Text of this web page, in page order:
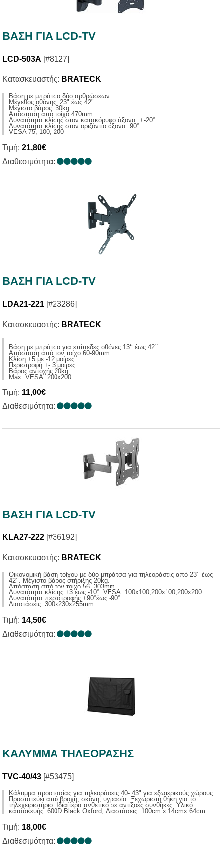
ΒΑΣΗ ΓΙΑ LCD-TV
LCD-503A [#8127]
Κατασκευαστής: BRATECK
Βάση με μπράτσο δύο αρθρώσεων
Μέγεθος οθόνης: 23" έως 42"
Μέγιστο βάρος: 30kg
Απόσταση από τοίχο 470mm
Δυνατότητα κλίσης στον κατακόρυφο άξονα: +-20°
Δυνατότητα κλίσης στον οριζόντιο άξονα: 90°
VESA 75, 100, 200
Τιμή: 21,80€
Διαθεσιμότητα:
ΒΑΣΗ ΓΙΑ LCD-TV
LDA21-221 [#23286]
Κατασκευαστής: BRATECK
Βάση με μπράτσο για επίπεδες οθόνες 13‘‘ έως 42΄΄
Απόσταση από τον τοίχο 60-90mm
Κλίση +5 με -12 μοίρες
Περιστροφή +- 3 μοίρες
Βάρος αντοχής 20kg
Max. VESA: 200x200
Τιμή: 11,00€
Διαθεσιμότητα:
ΒΑΣΗ ΓΙΑ LCD-TV
KLA27-222 [#36192]
Κατασκευαστής: BRATECK
Οικονομική βάση τοίχου με δύο μπράτσα για τηλεοράσεις από 23’’ έως
42’’. Μέγιστο βάρος στήριξης 20kg.
Απόσταση από τον τοίχο 56 -303mm
Δυνατότητα κλίσης +3 έως -10°. VESA: 100x100,200x100,200x200
Δυνατότητα περιστροφής +90°έως -90°
Διαστάσεις: 300x230x255mm
Τιμή: 14,50€
Διαθεσιμότητα:
ΚΑΛΥΜΜΑ ΤΗΛΕΟΡΑΣΗΣ
TVC-40/43 [#53475]
Kάλυμμα προστασίας για τηλεοράσεις 40- 43" για εξωτερικούς χώρους.
Προστατεύει από βροχή, σκόνη, υγρασία. Ξεχωριστή θήκη για το
τηλεχειριστήριο. Ιδιαίτερα ανθετικό σε αντίξοες συνθήκες. Υλικό
κατασκευής: 600D Black Oxford, Διαστάσεις: 100cm x 14cmx 64cm
Τιμή: 18,00€
Διαθεσιμότητα: